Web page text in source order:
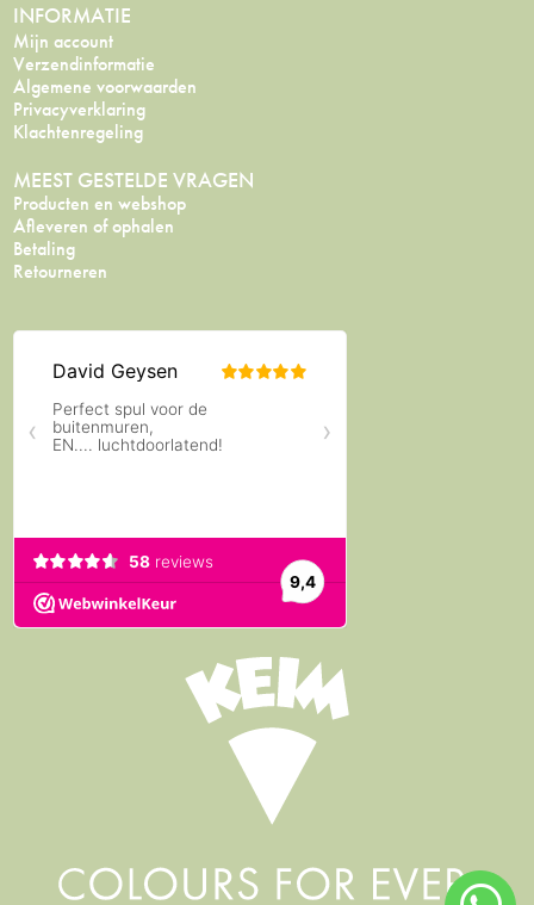
INFORMATIE
Mijn account
Verzendinformatie
Algemene voorwaarden
Privacyverklaring
Klachtenregeling
MEEST GESTELDE VRAGEN
Producten en webshop
Afleveren of ophalen
Betaling
Retourneren